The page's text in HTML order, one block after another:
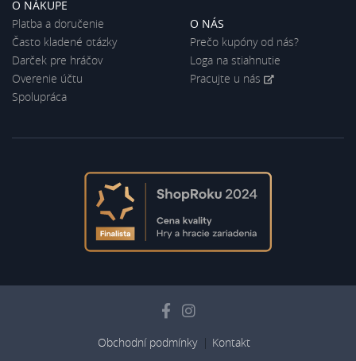
O NÁKUPE
Platba a doručenie
Často kladené otázky
Darček pre hráčov
Overenie účtu
Spolupráca
O NÁS
Prečo kupóny od nás?
Loga na stiahnutie
Pracujte u nás
Obchodní podmínky Kontakt